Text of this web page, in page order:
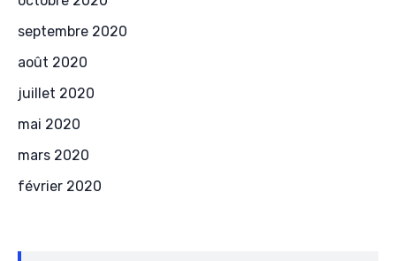
septembre 2020
août 2020
juillet 2020
mai 2020
mars 2020
février 2020